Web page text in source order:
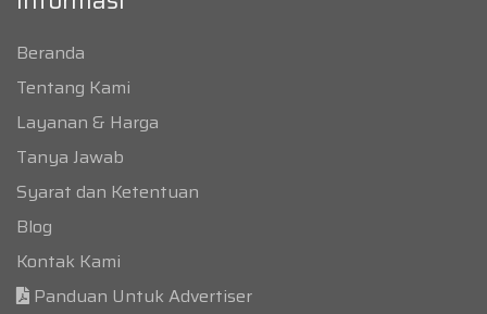
Beranda
Tentang Kami
Layanan & Harga
Tanya Jawab
Syarat dan Ketentuan
Blog
Kontak Kami
Panduan Untuk Advertiser